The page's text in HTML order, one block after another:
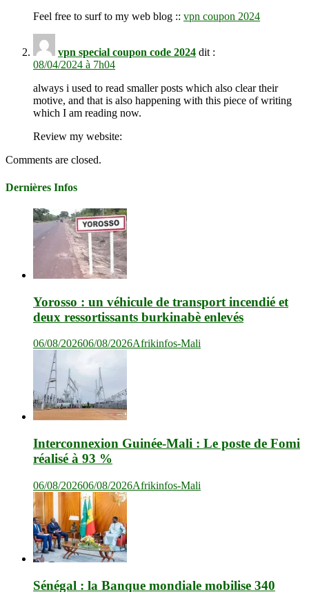
Feel free to surf to my web blog :: vpn coupon 2024
vpn special coupon code 2024 dit :
08/04/2024 à 7h04
always i used to read smaller posts which also clear their
motive, and that is also happening with this piece of writing
which I am reading now.
Review my website:
Comments are closed.
Dernières Infos
Yorosso : un véhicule de transport incendié et
deux ressortissants burkinabè enlevés
06/08/202606/08/2026Afrikinfos-Mali
Interconnexion Guinée-Mali : Le poste de Fomi
réalisé à 93 %
06/08/202606/08/2026Afrikinfos-Mali
Sénégal : la Banque mondiale mobilise 340